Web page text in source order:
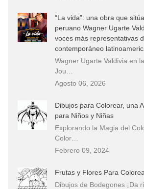
“La vida”: una obra que
peruano Wagner Ugarte
voces más representativas
contemporáneo
Wagner Ugarte Valdivia en
Jou…
Agosto 06, 2026
Dibujos para Colorear, una
para Niños y Niñas
Explorando la Magia del
Color…
Febrero 09, 2024
Frutas y Flores Para
Dibujos de Bodegones ¡Da